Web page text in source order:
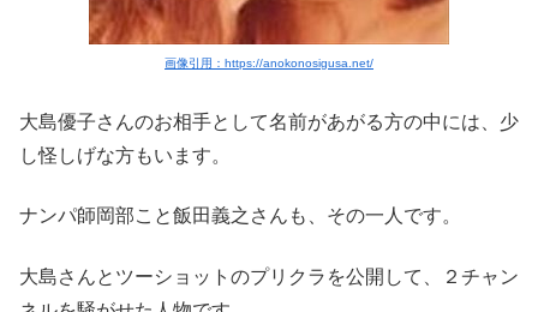
画像引用：https://anokonosigusa.net/
大島優子さんのお相手として名前があがる方の中には、少
し怪しげな方もいます。
ナンパ師岡部こと飯田義之さんも、その一人です。
大島さんとツーショットのプリクラを公開して、２チャン